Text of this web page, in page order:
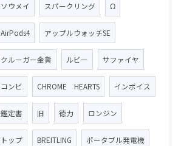
ソウメイ スパークリング Ω
AirPods4 アップルウォッチSE
クルーガー金貨 ルビー サファイヤ
コンビ CHROME HEARTS インボイス
鑑定書 旧 徳力 ロンジン
トップ BREITLING ポータブル発電機